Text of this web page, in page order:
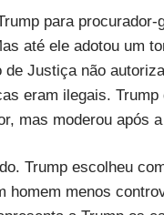
para
até ele adotou um
Justiça não
eram ilegais.
mas moderou após
Trump escolheu
homem menos